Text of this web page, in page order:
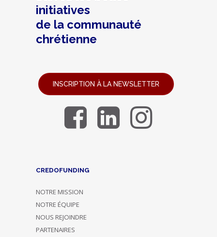
initiatives
de la communauté
chrétienne
INSCRIPTION À LA NEWSLETTER
CREDOFUNDING
NOTRE MISSION
NOTRE ÉQUIPE
NOUS REJOINDRE
PARTENAIRES